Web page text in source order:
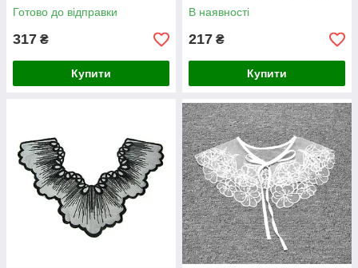
Готово до відправки
317 ₴
Купити
В наявності
217 ₴
Купити